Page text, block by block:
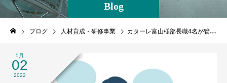
Blog
ブログ 人材育成・研修事業 カターレ富山様部長職4名が管理職向け研修を受講されました
5月
02
2022